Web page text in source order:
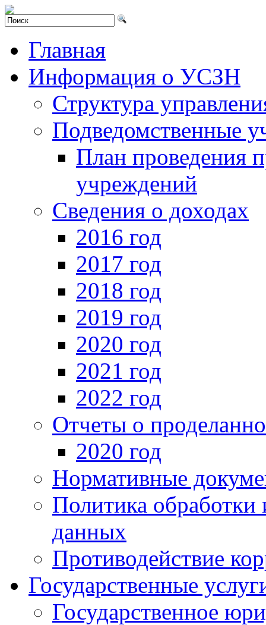
Главная
Информация о УСЗН
Структура
Подведомственные
План проведения
учреждений
Сведения о доходах
2016 год
2017 год
2018 год
2019 год
2020 год
2021 год
2022 год
Отчеты о
2020 год
Нормативные
Политика
данных
Противодействие
Государственные
Государственное